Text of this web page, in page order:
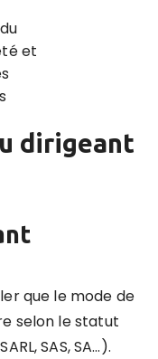
et
dirigeant
que le mode de
selon le statut
SAS, SA…).